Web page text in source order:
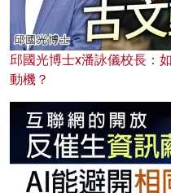
邱國光博士x潘詠儀校長：
動機？